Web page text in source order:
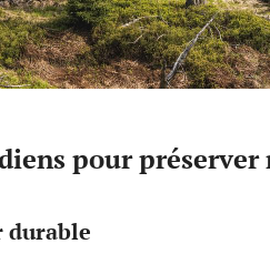
pour
durable